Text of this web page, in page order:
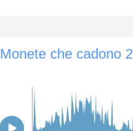
Monete che cadono 2